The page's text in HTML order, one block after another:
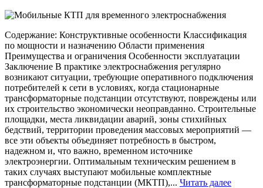
Содержание: Конструктивные особенности Классификация
по мощности и назначению Области применения
Преимущества и ограничения Особенности эксплуатации
Заключение В практике электроснабжения регулярно
возникают ситуации, требующие оперативного подключения
потребителей к сети в условиях, когда стационарные
трансформаторные подстанции отсутствуют, повреждены или
их строительство экономически неоправданно. Строительные
площадки, места ликвидации аварий, зоны стихийных
бедствий, территории проведения массовых мероприятий —
все эти объекты объединяет потребность в быстром,
надежном и, что важно, временном источнике
электроэнергии. Оптимальным техническим решением в
таких случаях выступают мобильные комплектные
трансформаторные подстанции (МКТП),... Читать далее